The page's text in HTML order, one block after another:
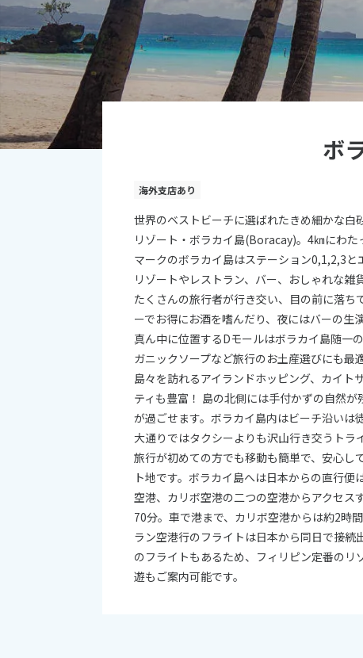
ボ
海外支店あり
世界のベストビーチに選ばれたきめ細かな
リゾート・ボラカイ島(Boracay)。4㎞にわ
マークのボラカイ島はステーション0,1,2,3
リゾートやレストラン、バー、おしゃれな雑
たくさんの旅行者が行き交い、目の前に落ち
ーでお得にお酒を嗜んだり、夜にはバーの生
真ん中に位置するDモールはボラカイ島随一
ガニックソープなど旅行のお土産選びにも
島々を訪れるアイランドホッピング、カイト
ティも豊富！ 島の北側には手付かずの自然
が過ごせます。ボラカイ島内はビーチ沿いは
大通りではタクシーよりも沢山行き交うト
旅行が初めての方でも移動も簡単で、安心
ト地です。ボラカイ島へは日本からの直行
空港、カリボ空港の二つの空港からアクセ
70分。車で港まで、カリボ空港からは約2時
ラン空港行のフライトは日本から同日で接続
のフライトもあるため、フィリピン定番の
遊もご案内可能です。
日
4
5
11
26